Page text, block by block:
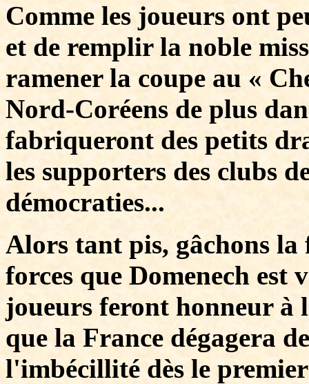
Comme les joueurs ont
et de remplir la noble
ramener la coupe au «
Nord-Coréens de plus
fabriqueront des petits
les supporters des clubs
démocraties...
Alors tant pis, gâchons la
forces que Domenech est
joueurs feront honneur à
que la France dégagera
l'imbécillité dès le